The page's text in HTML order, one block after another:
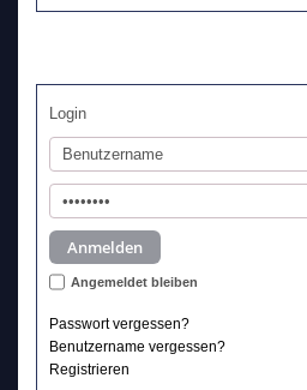
Login
Angemeldet bleiben
Passwort vergessen?
Benutzername vergessen?
Registrieren